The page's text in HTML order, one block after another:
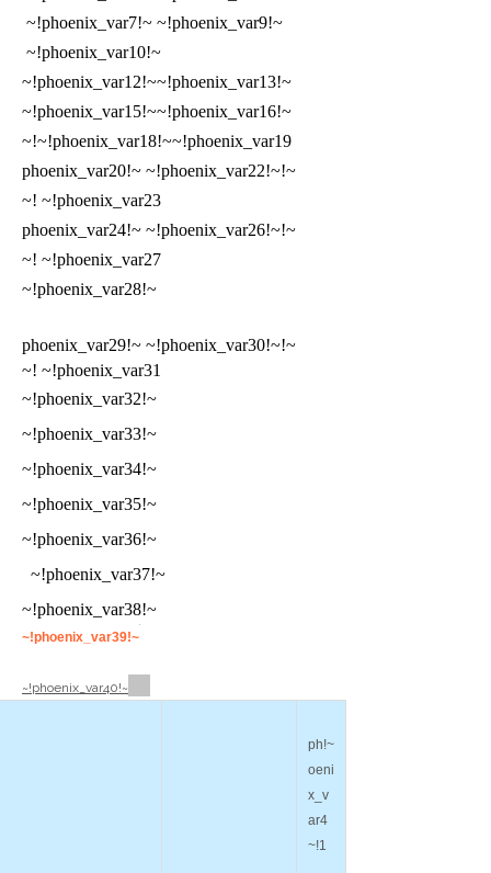
~!phoenix_var7!~ ~!phoenix_var9!~
~!phoenix_var10!~
~!phoenix_var12!~~!phoenix_var13!~
~!phoenix_var15!~~!phoenix_var16!~
~!phoenix_var18!~~!phoenix_var19!~
~!phoenix_var20!~
~!phoenix_var22!~
~!phoenix_var23!~
~!phoenix_var24!~
~!phoenix_var26!~
~!phoenix_var27!~
~!phoenix_var28!~
~!phoenix_var29!~ ~!phoenix_var30!~
~!phoenix_var31!~
~!phoenix_var32!~
~!phoenix_var33!~
~!phoenix_var34!~
~!phoenix_var35!~
~!phoenix_var36!~
~!phoenix_var37!~
~!phoenix_var38!~
~!phoenix_var39!~
~!phoenix_var40!~
~!ph
oeni
x_v
ar4
1!~